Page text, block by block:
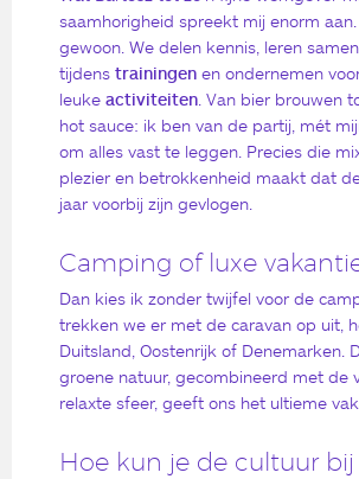
saamhorigheid spreekt mij enorm
gewoon. We delen kennis, leren
tijdens trainingen en ondernemen
leuke activiteiten . Van bier brouwen
hot sauce: ik ben van de partij, mét
om alles vast te leggen. Precies die
plezier en betrokkenheid maakt dat
jaar voorbij zijn gevlogen.
Camping of luxe
Dan kies ik zonder twijfel voor de
trekken we er met de caravan op uit,
Duitsland, Oostenrijk of Denemarken.
groene natuur, gecombineerd met de
relaxte sfeer, geeft ons het ultieme
Hoe kun je de cultuur bij